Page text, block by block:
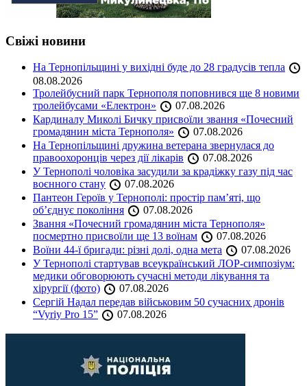
Свіжі новини
На Тернопільщині у вихідні буде до 28 градусів тепла
08.08.2026
Тролейбусний парк Тернополя поповнився ще 8 новими
тролейбусами «Електрон»
07.08.2026
Кардиналу Миколі Бичку присвоїли звання «Почесний
громадянин міста Тернополя»
07.08.2026
На Тернопільщині дружина ветерана звернулася до
правоохоронців через дії лікарів
07.08.2026
У Тернополі чоловіка засудили за крадіжку газу під час
воєнного стану
07.08.2026
Пантеон Героїв у Тернополі: простір пам’яті, що
об’єднує покоління
07.08.2026
Звання «Почесний громадянин міста Тернополя»
посмертно присвоїли ще 13 воїнам
07.08.2026
Воїни 44-ї бригади: різні долі, одна мета
07.08.2026
У Тернополі стартував всеукраїнський ЛОР-симпозіум:
медики обговорюють сучасні методи лікування та
хірургії (фото)
07.08.2026
Сергій Надал передав військовим 50 сучасних дронів
“Vyriy Pro 15”
07.08.2026